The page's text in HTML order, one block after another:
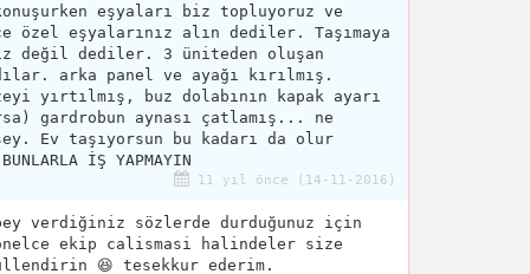
eşyaları biz topluyoruz ve
özel eşyalarınız alın dediler. Taşımaya
değil dediler. 3 üniteden oluşan
arka panel ve ayağı kırılmış.
yırtılmış, buz dolabının kapak ayarı
gardrobun aynası çatlamış... ne
Ev taşıyorsun bu kadarı da olur
İŞ YAPMAYIN
11 yıl önce (14-11-2016)
verdiğiniz sözlerde durduğunuz için
ekip calismasi halindeler size
😆 tesekkur ederim.